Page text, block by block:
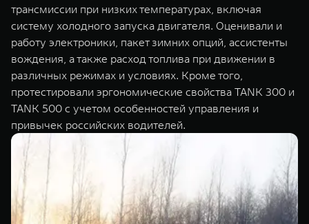
трансмиссии при низких температурах, включая
систему холодного запуска двигателя. Оценивали и
работу электроники, пакет зимних опций, ассистенты
вождения, а также расход топлива при движении в
различных режимах и условиях. Кроме того,
протестировали эргономические свойства TANK 300 и
TANK 500 с учетом особенностей управления и
привычек российских водителей.